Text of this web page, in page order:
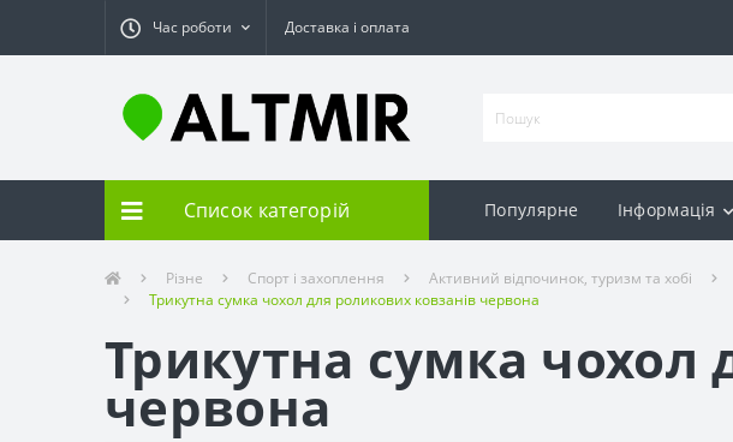
Час роботи Доставка і оплата
Список категорій Популярне Інформація
Різне Спорт і захоплення Активний відпочинок, туризм та хобі
Трикутна сумка чохол для роликових ковзанів червона
Трикутна сумка чохол
червона